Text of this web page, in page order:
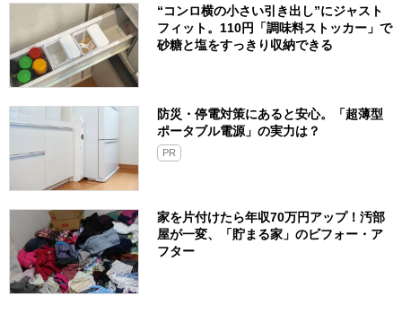
“コンロ横の小さい引き出し”にジャスト
フィット。110円「調味料ストッカー」で
砂糖と塩をすっきり収納できる
防災・停電対策にあると安心。「超薄型
ポータブル電源」の実力は？​
PR
家を片付けたら年収70万円アップ！汚部
屋が一変、「貯まる家」のビフォー・ア
フター